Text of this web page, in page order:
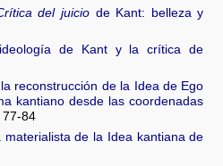
del juicio de Kant: belleza y
ideología de Kant y la crítica de
reconstrucción de la Idea de Ego
kantiano desde las coordenadas
77-84
materialista de la Idea kantiana de